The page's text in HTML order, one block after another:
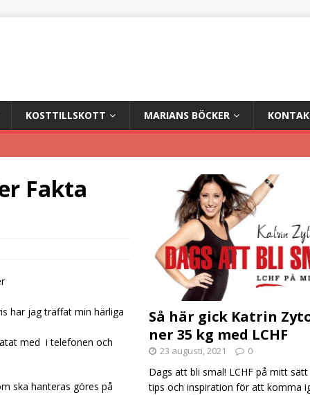
KOSTTILLSKOTT MARIANS BÖCKER
Fakta
har jag träffat min härliga
med i telefonen och
ska hanteras göres på
Så här gick Katrin
ner 35 kg med LCHF
23 augusti, 2021 0
Dags att bli smal! LCHF på mitt
tips och inspiration för att komma